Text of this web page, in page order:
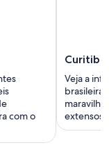
com o
Veja a
extensos.